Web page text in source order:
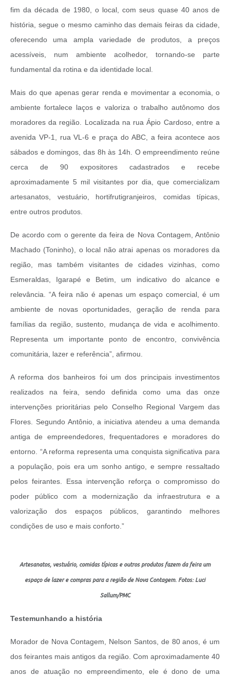
fim da década de 1980, o local, com seus quase 40 anos de
história, segue o mesmo caminho das demais feiras da cidade,
oferecendo uma ampla variedade de produtos, a preços
acessíveis, num ambiente acolhedor, tornando-se parte
fundamental da rotina e da identidade local.
Mais do que apenas gerar renda e movimentar a economia, o
ambiente fortalece laços e valoriza o trabalho autônomo dos
moradores da região. Localizada na rua Ápio Cardoso, entre a
avenida VP-1, rua VL-6 e praça do ABC, a feira acontece aos
sábados e domingos, das 8h às 14h. O empreendimento reúne
cerca de 90 expositores cadastrados e recebe
aproximadamente 5 mil visitantes por dia, que comercializam
artesanatos, vestuário, hortifrutigranjeiros, comidas típicas,
entre outros produtos.
De acordo com o gerente da feira de Nova Contagem, Antônio
Machado (Toninho), o local não atrai apenas os moradores da
região, mas também visitantes de cidades vizinhas, como
Esmeraldas, Igarapé e Betim, um indicativo do alcance e
relevância. “A feira não é apenas um espaço comercial, é um
ambiente de novas oportunidades, geração de renda para
famílias da região, sustento, mudança de vida e acolhimento.
Representa um importante ponto de encontro, convivência
comunitária, lazer e referência”, afirmou.
A reforma dos banheiros foi um dos principais investimentos
realizados na feira, sendo definida como uma das onze
intervenções prioritárias pelo Conselho Regional Vargem das
Flores. Segundo Antônio, a iniciativa atendeu a uma demanda
antiga de empreendedores, frequentadores e moradores do
entorno. “A reforma representa uma conquista significativa para
a população, pois era um sonho antigo, e sempre ressaltado
pelos feirantes. Essa intervenção reforça o compromisso do
poder público com a modernização da infraestrutura e a
valorização dos espaços públicos, garantindo melhores
condições de uso e mais conforto.”
Artesanatos, vestuário, comidas típicas e outros produtos fazem da feira um
espaço de lazer e compras para a região de Nova Contagem. Fotos: Luci
Sallum/PMC
Testemunhando a história
Morador de Nova Contagem, Nelson Santos, de 80 anos, é um
dos feirantes mais antigos da região. Com aproximadamente 40
anos de atuação no empreendimento, ele é dono de uma